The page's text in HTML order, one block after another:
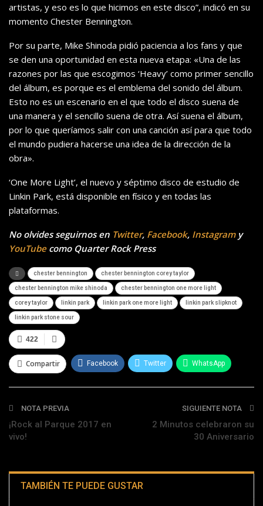
artistas, y eso es lo que hicimos en este disco”, indicó en su
momento Chester Bennington.
Por su parte, Mike Shinoda pidió paciencia a los fans y que
se den una oportunidad en esta nueva etapa: «Una de las
razones por las que escogimos ‘Heavy’ como primer sencillo
del álbum, es porque es el emblema del sonido del álbum.
Esto no es un escenario en el que todo el disco suena de
una manera y el sencillo suena de otra. Así suena el álbum,
por lo que queríamos salir con una canción así para que todo
el mundo pudiera hacerse una idea de la dirección de la
obra».
‘One More Light’, el nuevo y séptimo disco de estudio de
Linkin Park, está disponible en físico y en todas las
plataformas.
No olvides seguirnos en Twitter, Facebook, Instagramy
YouTubecomo Quarter Rock Press
chester bennington chester bennington corey taylor
chester bennington mike shinoda chester bennington one more light
corey taylor linkin park linkin park one more light linkin park slipknot
linkin park stone sour
422
Compartir Facebook Twitter WhatsApp
Telegram
NOTA PREVIA
¡Rock al Parque 2017 en
vivo!
SIGUIENTE NOTA
2 Minutos celebraron su
30 Aniversario
TAMBIÉN TE PUEDE GUSTAR